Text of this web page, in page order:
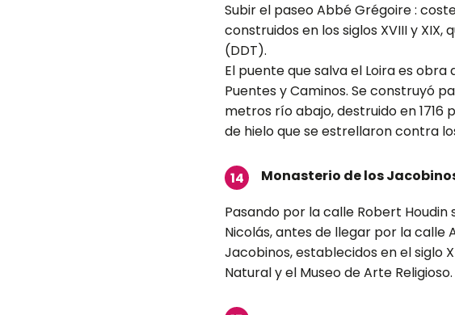
Subir el paseo Abbé Grégoire :
construidos en los siglos XVIII y
(DDT).
El puente que salva el Loira es
Puentes y Caminos. Se construyó
metros río abajo, destruido en
de hielo que se estrellaron contra
14
Monasterio de los
Pasando por la calle Robert
Nicolás, antes de llegar por la calle
Jacobinos, establecidos en el siglo
Natural y el Museo de Arte Religioso.